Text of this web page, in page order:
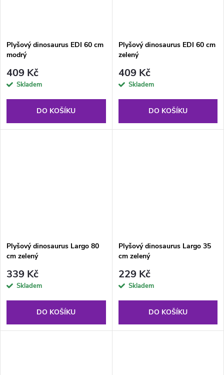
Plyšový dinosaurus EDI 60 cm
modrý
409 Kč
Skladem
DO KOŠÍKU
Plyšový dinosaurus EDI 60 cm
zelený
409 Kč
Skladem
DO KOŠÍKU
Plyšový dinosaurus Largo 80
cm zelený
339 Kč
Skladem
DO KOŠÍKU
Plyšový dinosaurus Largo 35
cm zelený
229 Kč
Skladem
DO KOŠÍKU